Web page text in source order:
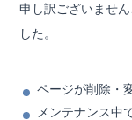
申し訳ございませ
した。
ページが削除・
メンテナンス中